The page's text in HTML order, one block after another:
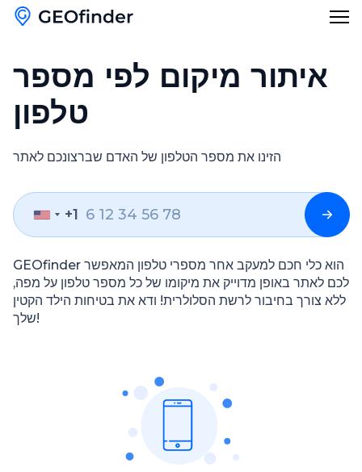
בלוג
עברית
English
Türkçe
Polski
Česky
Русский
איתור מיקום לפי מספר
טלפון
הזינו את מספר הטלפון של האדם שברצונכם לאתר
+1
GEOfinder הוא כלי חכם למעקב אחר מספרי טלפון המאפשר
לכם לאתר באופן מדוייק את מיקומו של כל מספר טלפון על מפה,
ללא צורך בחיבור לרשת הסלולרית! ודא את בטיחות הילד הקטין
שלך!